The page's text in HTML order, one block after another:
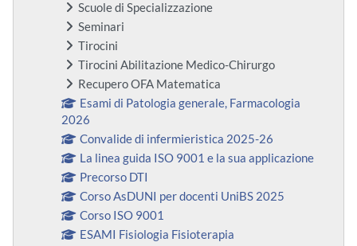
Scuole di Specializzazione
Seminari
Tirocini
Tirocini Abilitazione Medico-Chirurgo
Recupero OFA Matematica
Esami di Patologia generale, Farmacologia
2026
Convalide di infermieristica 2025-26
La linea guida ISO 9001 e la sua applicazione
Precorso DTI
Corso AsDUNI per docenti UniBS 2025
Corso ISO 9001
ESAMI Fisiologia Fisioterapia